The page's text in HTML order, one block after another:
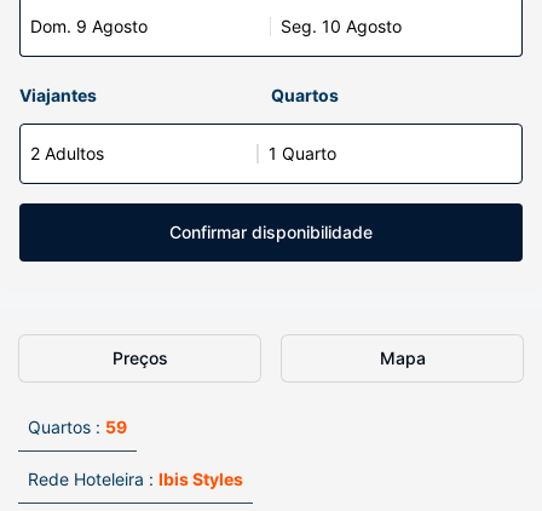
Dom. 9 Agosto Seg. 10 Agosto
Viajantes Quartos
2 Adultos 1 Quarto
Confirmar disponibilidade
Preços Mapa
Quartos : 59
Rede Hoteleira : Ibis Styles